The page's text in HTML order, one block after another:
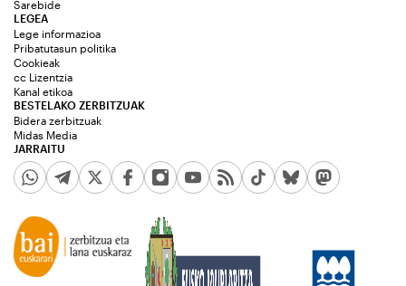
Sarebide
JARRAITU
LEGEA
Lege informazioa
Pribatutasun politika
Cookieak
cc Lizentzia
Kanal etikoa
BESTELAKO ZERBITZUAK
Bidera zerbitzuak
Midas Media